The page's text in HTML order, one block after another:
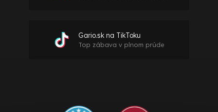
Gario.sk na TikToku
Top zábava v plnom prúde